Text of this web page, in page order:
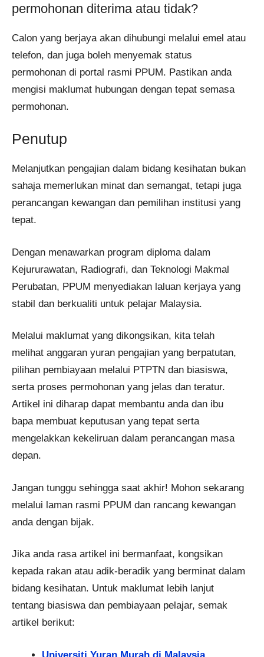
permohonan diterima atau tidak?
Calon yang berjaya akan dihubungi melalui emel atau
telefon, dan juga boleh menyemak status
permohonan di portal rasmi PPUM. Pastikan anda
mengisi maklumat hubungan dengan tepat semasa
permohonan.
Penutup
Melanjutkan pengajian dalam bidang kesihatan bukan
sahaja memerlukan minat dan semangat, tetapi juga
perancangan kewangan dan pemilihan institusi yang
tepat.
Dengan menawarkan program diploma dalam
Kejururawatan, Radiografi, dan Teknologi Makmal
Perubatan, PPUM menyediakan laluan kerjaya yang
stabil dan berkualiti untuk pelajar Malaysia.
Melalui maklumat yang dikongsikan, kita telah
melihat anggaran yuran pengajian yang berpatutan,
pilihan pembiayaan melalui PTPTN dan biasiswa,
serta proses permohonan yang jelas dan teratur.
Artikel ini diharap dapat membantu anda dan ibu
bapa membuat keputusan yang tepat serta
mengelakkan kekeliruan dalam perancangan masa
depan.
Jangan tunggu sehingga saat akhir! Mohon sekarang
melalui laman rasmi PPUM dan rancang kewangan
anda dengan bijak.
Jika anda rasa artikel ini bermanfaat, kongsikan
kepada rakan atau adik-beradik yang berminat dalam
bidang kesihatan. Untuk maklumat lebih lanjut
tentang biasiswa dan pembiayaan pelajar, semak
artikel berikut: